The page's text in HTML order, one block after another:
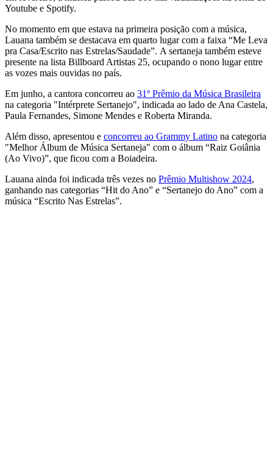
Youtube e Spotify.
No momento em que estava na primeira posição com a música,
Lauana também se destacava em quarto lugar com a faixa “Me Leva
pra Casa/Escrito nas Estrelas/Saudade”. A sertaneja também esteve
presente na lista Billboard Artistas 25, ocupando o nono lugar entre
as vozes mais ouvidas no país.
Em junho, a cantora concorreu ao 31º Prêmio da Música Brasileira
na categoria "Intérprete Sertanejo", indicada ao lado de Ana Castela,
Paula Fernandes, Simone Mendes e Roberta Miranda.
Além disso, apresentou e concorreu ao Grammy Latino na categoria
"Melhor Álbum de Música Sertaneja" com o álbum “Raiz Goiânia
(Ao Vivo)”, que ficou com a Boiadeira.
Lauana ainda foi indicada três vezes no Prêmio Multishow 2024,
ganhando nas categorias “Hit do Ano” e “Sertanejo do Ano” com a
música “Escrito Nas Estrelas”.